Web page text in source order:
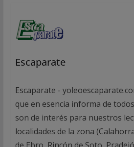
Escaparate
Escaparate -
que en esencia informa de
son de interés para nuestros
localidades de la zona